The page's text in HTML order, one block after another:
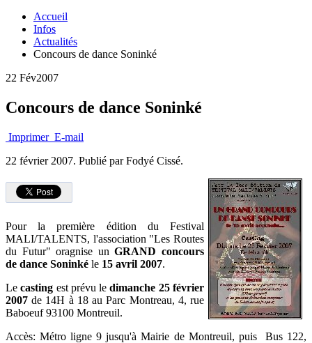
Accueil
Infos
Actualités
Concours de dance Soninké
22 Fév2007
Concours de dance Soninké
Imprimer E-mail
22 février 2007. Publié par Fodyé Cissé.
Pour la première édition du Festival
MALI/TALENTS, l'association "Les Routes
du Futur" oragnise unGRAND concours
de dance Soninké le 15 avril 2007.
Lecasting est prévu ledimanche 25 février
2007 de 14H à 18 au Parc Montreau, 4, rue
Baboeuf 93100 Montreuil.
Accès: Métro ligne 9 jusqu'à Mairie de Montreuil, puis Bus 122,